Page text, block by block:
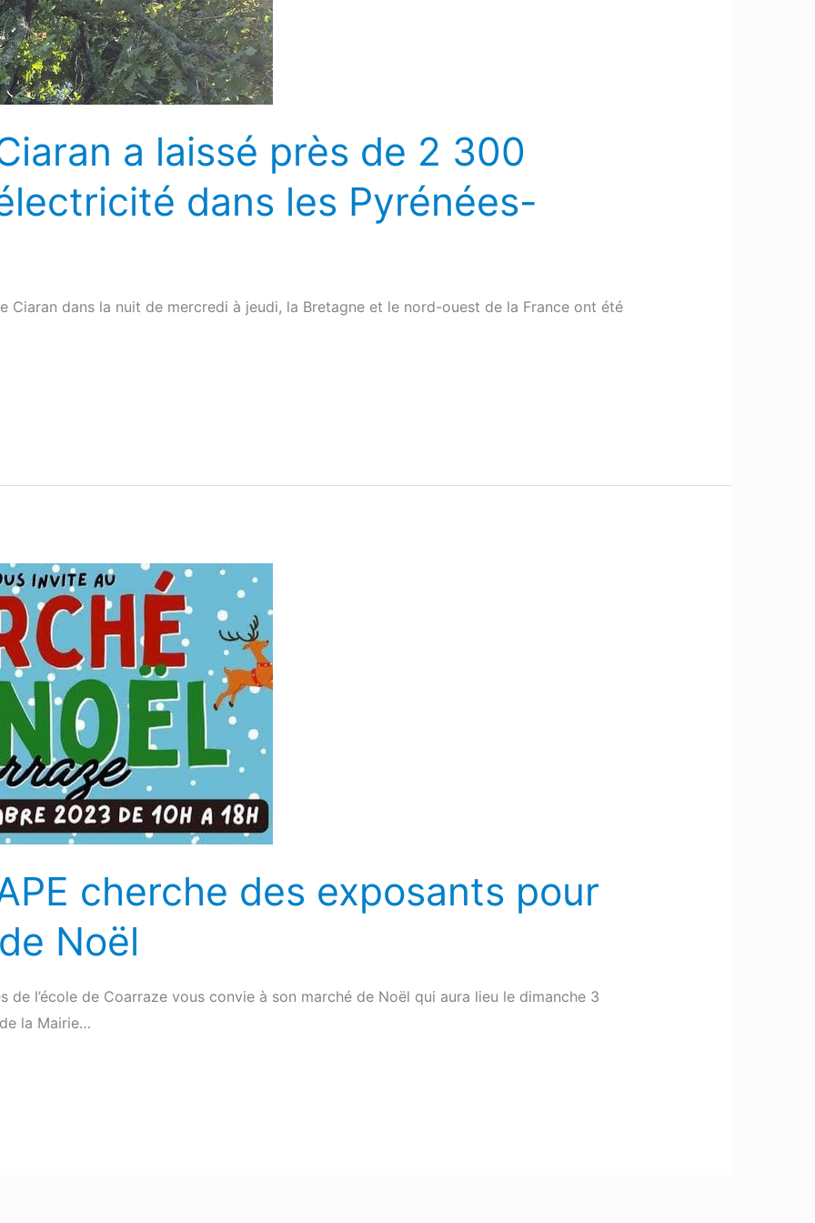
a laissé près de 2 300
dans les Pyrénées-
Ciaran dans la nuit de mercredi à jeudi, la Bretagne et le nord-ouest de la France ont été
cherche des exposants pour
Noël
de l’école de Coarraze vous convie à son marché de Noël qui aura lieu le dimanche 3
la Mairie…